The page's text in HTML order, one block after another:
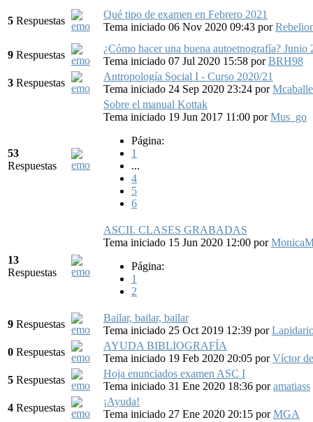
5 Respuestas
Qué tipo de examen en Febrero 2021
Tema iniciado 06 Nov 2020 09:43 por
9 Respuestas
¿Cómo hacer una buena autoetnografía? Junio
Tema iniciado 07 Jul 2020 15:58 porBRH98
3 Respuestas
Antropología Social I - Curso 2020/21
Tema iniciado 24 Sep 2020 23:24 por
53
Respuestas
Sobre el manual Kottak
Tema iniciado 19 Jun 2017 11:00 porMus_go
Página:
1
...
4
5
6
13
Respuestas
ASCII. CLASES GRABADAS
Tema iniciado 15 Jun 2020 12:00 por
Página:
1
2
9 Respuestas
Bailar, bailar, bailar
Tema iniciado 25 Oct 2019 12:39 por
0 Respuestas
AYUDA BIBLIOGRAFÍA
Tema iniciado 19 Feb 2020 20:05 porVíctor
5 Respuestas
Hoja enunciados examen ASC I
Tema iniciado 31 Ene 2020 18:36 poramatiass
4 Respuestas
¡Ayuda!
Tema iniciado 27 Ene 2020 20:15 porMGA